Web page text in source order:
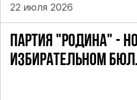
ПАРТИЯ "РОДИНА" -
ИЗБИРАТЕЛЬНОМ
22 июля 2026